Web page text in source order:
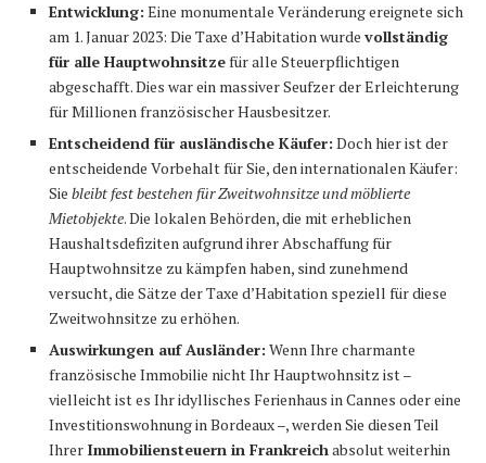
Entwicklung: Eine monumentale Veränderung ereignete sich
am 1. Januar 2023: Die Taxe d’Habitation wurde vollständig
für alle Hauptwohnsitzefür alle Steuerpflichtigen
abgeschafft. Dies war ein massiver Seufzer der Erleichterung
für Millionen französischer Hausbesitzer.
Entscheidend für ausländische Käufer: Doch hier ist der
entscheidende Vorbehalt für Sie, den internationalen Käufer:
Sie bleibt fest bestehen für Zweitwohnsitze und möblierte
Mietobjekte. Die lokalen Behörden, die mit erheblichen
Haushaltsdefiziten aufgrund ihrer Abschaffung für
Hauptwohnsitze zu kämpfen haben, sind zunehmend
versucht, die Sätze der Taxe d’Habitation speziell für diese
Zweitwohnsitze zu erhöhen.
Auswirkungen auf Ausländer: Wenn Ihre charmante
französische Immobilie nicht Ihr Hauptwohnsitz ist –
vielleicht ist es Ihr idyllisches Ferienhaus in Cannes oder eine
Investitionswohnung in Bordeaux –, werden Sie diesen Teil
Ihrer Immobiliensteuern in Frankreichabsolut weiterhin